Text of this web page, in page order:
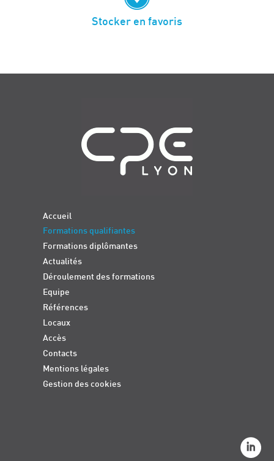
Stocker en favoris
Accueil
Formations qualifiantes
Formations diplômantes
Actualités
Déroulement des formations
Equipe
Références
Locaux
Accès
Contacts
Mentions légales
Gestion des cookies